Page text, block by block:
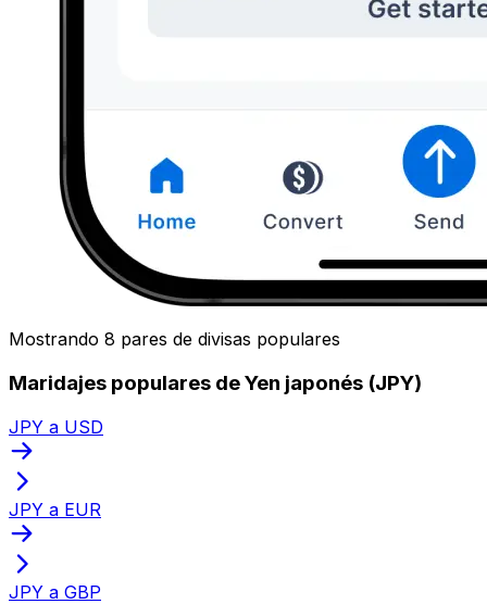
Mostrando 8 pares de divisas populares
Maridajes populares de Yen japonés (JPY)
JPY a USD
JPY a EUR
JPY a GBP